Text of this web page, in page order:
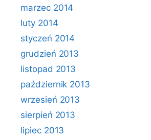
marzec 2014
luty 2014
styczeń 2014
grudzień 2013
listopad 2013
październik 2013
wrzesień 2013
sierpień 2013
lipiec 2013